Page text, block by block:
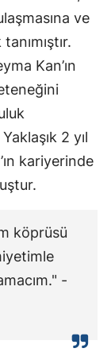
ve
Kan’ın
2 yıl
kariyerinde
köprüsü
-